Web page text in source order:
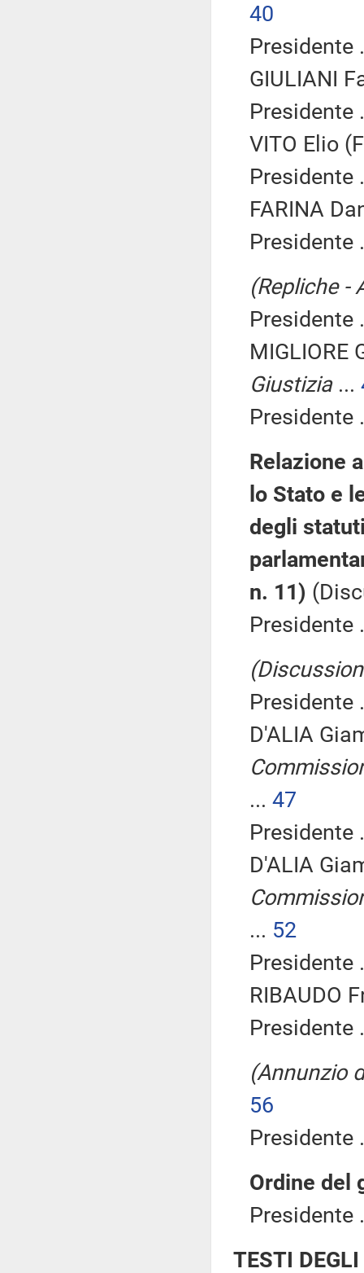
40
Presidente
GIULIANI
Presidente
VITO Elio
Presidente
FARINA
Presidente
(Repliche -
Presidente
MIGLIORE
Giustizia...
Presidente
Relazione
lo Stato e
degli
n. 11)
Presidente
Presidente
D'ALIA
... 47
Presidente
D'ALIA
... 52
Presidente
RIBAUDO
Presidente
(Annunzio
56
Presidente
Ordine del
Presidente
TESTI